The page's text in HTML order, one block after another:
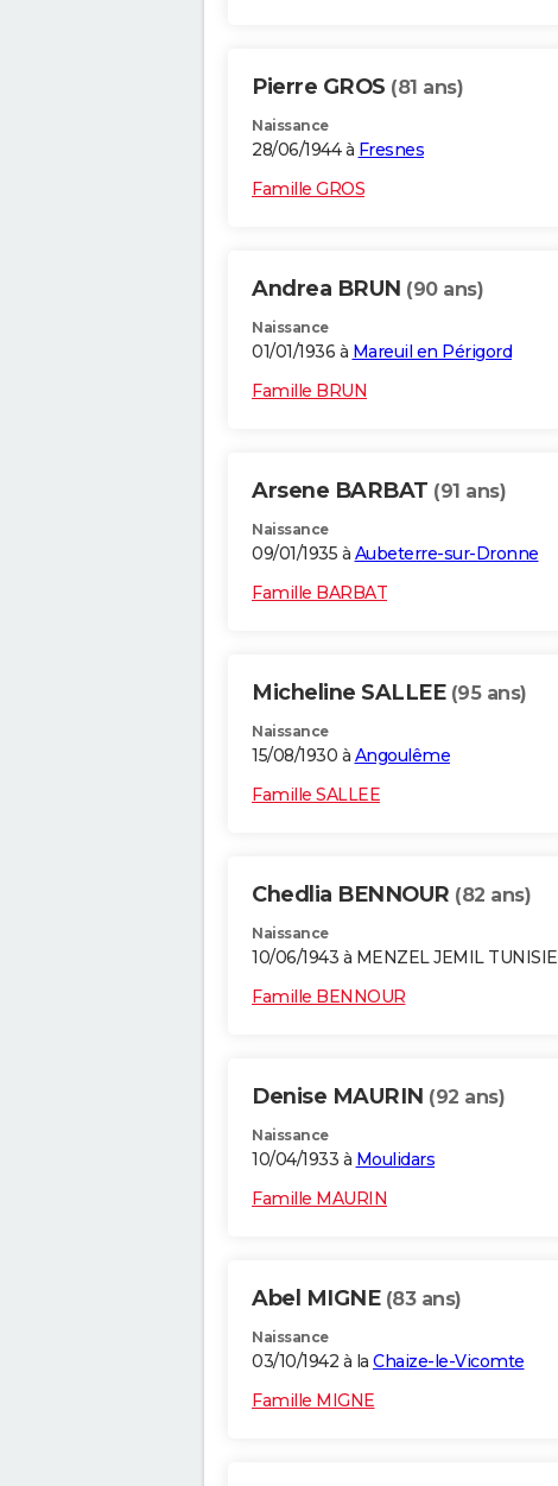
Pierre GROS (81 ans)
Naissance
28/06/1944 à Fresnes
Famille GROS
Andrea BRUN (90 ans)
Naissance
01/01/1936 à Mareuil en Périgord
Famille BRUN
Arsene BARBAT (91 ans)
Naissance
09/01/1935 à Aubeterre-sur-Dronne
Famille BARBAT
Micheline SALLEE (95 ans)
Naissance
15/08/1930 à Angoulême
Famille SALLEE
Chedlia BENNOUR (82 ans)
Naissance
10/06/1943 à MENZEL JEMIL TUNISIE
Famille BENNOUR
Denise MAURIN (92 ans)
Naissance
10/04/1933 à Moulidars
Famille MAURIN
Abel MIGNE (83 ans)
Naissance
03/10/1942 à la Chaize-le-Vicomte
Famille MIGNE